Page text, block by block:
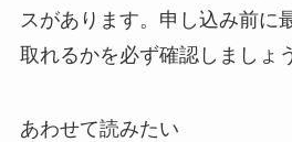
スがあります。申し込み前に
取れるかを必ず確認しましょ
あわせて読みたい